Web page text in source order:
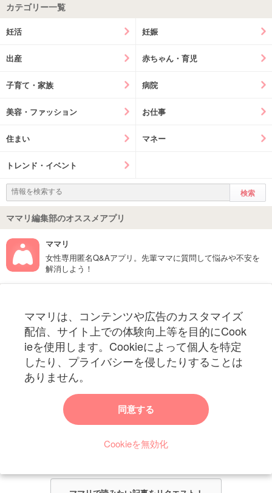
カテゴリー一覧
妊活 妊娠
出産 赤ちゃん・育児
子育て・家族 病院
美容・ファッション お仕事
住まい マネー
トレンド・イベント
ママリ編集部のオススメアプリ
ママリ
女性専用匿名Q&Aアプリ。先輩ママに質問して悩みや不安を
解消しよう！
ママリは、コンテンツや広告のカスタマイズ
配信、サイト上での体験向上等を目的にCook
ieを使用します。Cookieによって個人を特定
したり、プライバシーを侵したりすることは
ありません。
同意する
Cookieを無効化
妊娠〜子育て中のお役立ち情報を配信中
ママリからのお知らせ
ママリ編集部がみなさんのご意見をもとに記事を作成させていただきま